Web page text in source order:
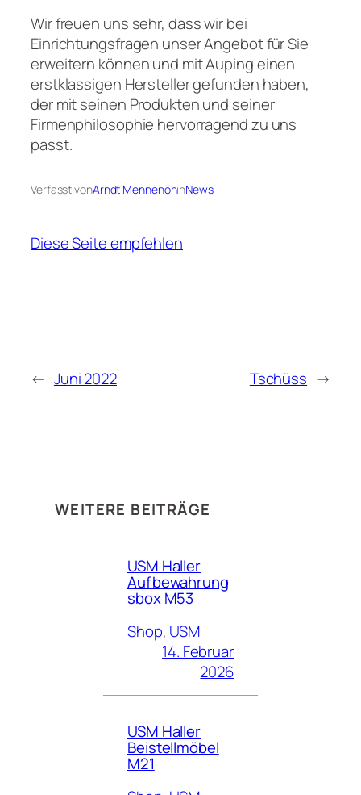
Wir freuen uns sehr, dass wir bei
Einrichtungsfragen unser Angebot für Sie
erweitern können und mit Auping einen
erstklassigen Hersteller gefunden haben,
der mit seinen Produkten und seiner
Firmenphilosophie hervorragend zu uns
passt.
Verfasst vonArndt MennenöhinNews
Diese Seite empfehlen
← Juni 2022 Tschüss →
WEITERE BEITRÄGE
USM Haller
Aufbewahrung
sbox M53
Shop, USM
14. Februar
2026
USM Haller
Beistellmöbel
M21